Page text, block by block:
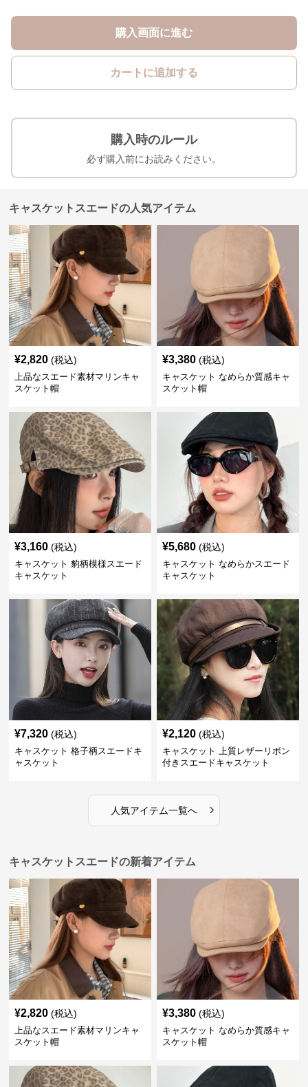
購入画面に進む
カートに追加する
購入時のルール
必ず購入前にお読みください。
キャスケットスエードの人気アイテム
¥2,820 (税込)
上品なスエード素材マリンキャ
スケット帽
¥3,380 (税込)
キャスケット なめらか質感キャ
スケット帽
¥3,160 (税込)
キャスケット 豹柄模様スエード
キャスケット
¥5,680 (税込)
キャスケット なめらかスエード
キャスケット
¥7,320 (税込)
キャスケット 格子柄スエードキ
ャスケット
¥2,120 (税込)
キャスケット 上質レザーリボン
付きスエードキャスケット
人気アイテム一覧へ ›
キャスケットスエードの新着アイテム
¥2,820 (税込)
上品なスエード素材マリンキャ
スケット帽
¥3,380 (税込)
キャスケット なめらか質感キャ
スケット帽